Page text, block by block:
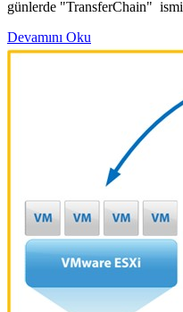
günlerde "TransferChain"
Devamını Oku